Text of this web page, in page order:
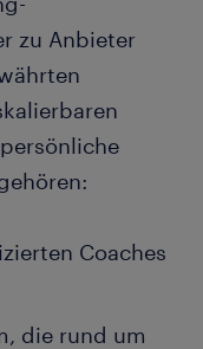
zu Anbieter
Coaches
die rund um